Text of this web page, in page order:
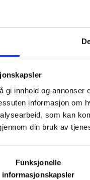
gi innhold og
informasjon om
som kan
din bruk av
Funksjonelle
informasjonskapsler
2026
- 22.00